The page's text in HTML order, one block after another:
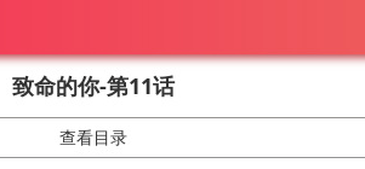
致命的你-第11话
查看目录